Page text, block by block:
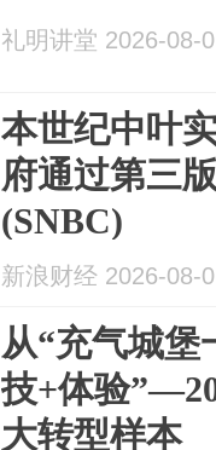
礼明讲堂 2026-08-
本世纪中叶
府通过第三
(SNBC)
新浪财经 2026-08-
从“充气城堡
技+体验
大转型样本